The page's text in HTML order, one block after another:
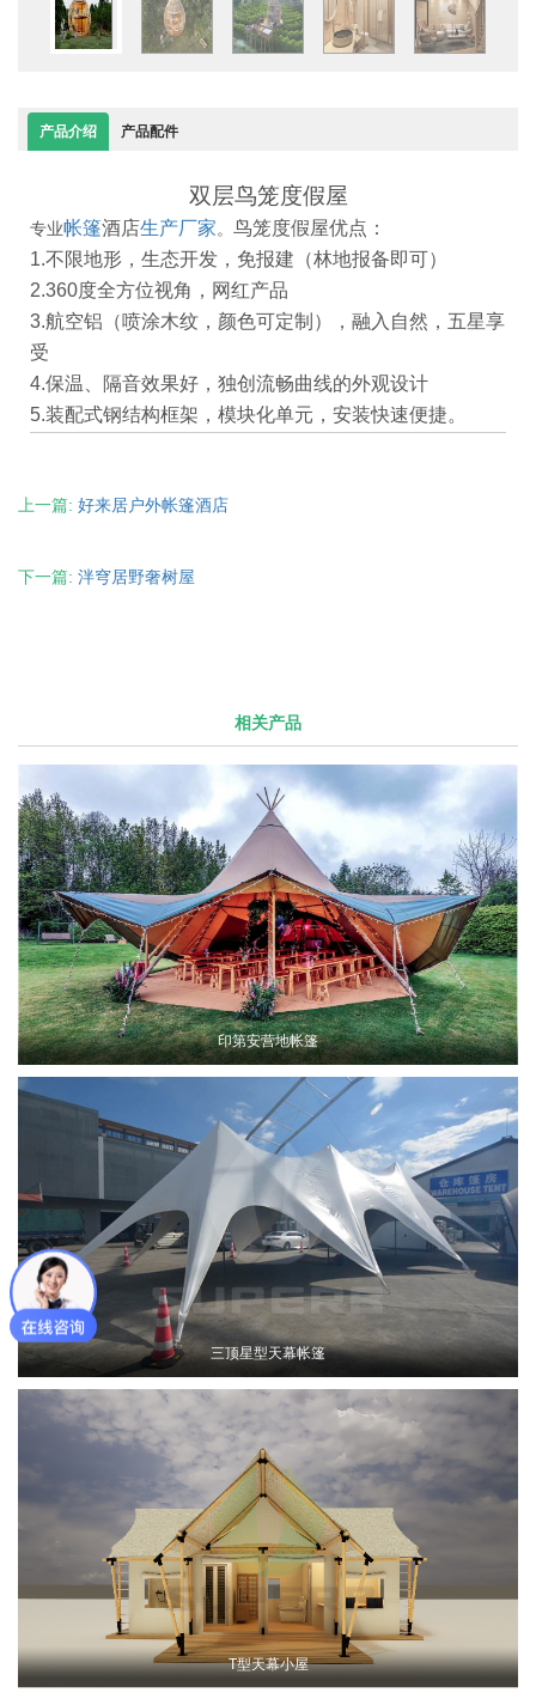
产品介绍 产品配件
双层鸟笼度假屋
专业帐篷酒店生产厂家。 鸟笼度假屋优点：
1.不限地形，生态开发，免报建（林地报备即可）
2.360度全方位视角，网红产品
3.航空铝（喷涂木纹，颜色可定制），融入自然，五星享
受
4.保温、隔音效果好，独创流畅曲线的外观设计
5.装配式钢结构框架，模块化单元，安装快速便捷。
上一篇: 好来居户外帐篷酒店
下一篇: 泮穹居野奢树屋
相关产品
印第安营地帐篷
三顶星型天幕帐篷
T型天幕小屋